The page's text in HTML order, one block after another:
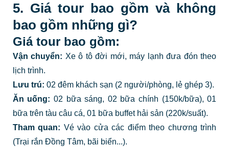
5. Giá tour bao gồm và không
bao gồm những gì?
Giá tour bao gồm:
Vận chuyển: Xe ô tô đời mới, máy lạnh đưa đón theo
lịch trình.
Lưu trú: 02 đêm khách sạn (2 người/phòng, lẻ ghép 3).
Ăn uống: 02 bữa sáng, 02 bữa chính (150k/bữa), 01
bữa trên tàu câu cá, 01 bữa buffet hải sản (220k/suất).
Tham quan: Vé vào cửa các điểm theo chương trình
(Trại rắn Đồng Tâm, bãi biển...).